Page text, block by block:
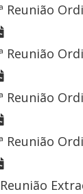
Reunião
Reunião
Reunião
Reunião